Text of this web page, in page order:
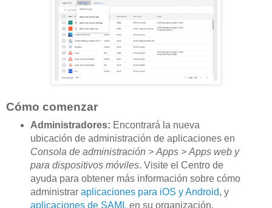
Cómo comenzar
Administradores: Encontrará la nueva
ubicación de administración de aplicaciones en
Consola de administración > Apps > Apps web y
para dispositivos móviles. Visite el Centro de
ayuda para obtener más información sobre cómo
administrar aplicaciones para iOS y Android, y
aplicaciones de SAMLen su organización.